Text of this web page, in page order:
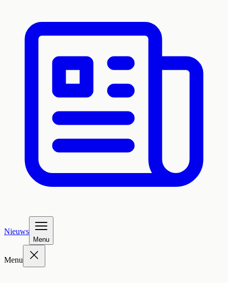
Nieuws
Menu
Menu